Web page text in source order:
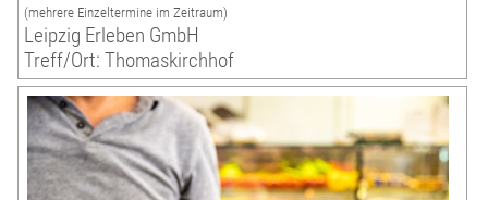
(mehrere Einzeltermine im Zeitraum)
Leipzig Erleben GmbH
Treff/Ort: Thomaskirchhof